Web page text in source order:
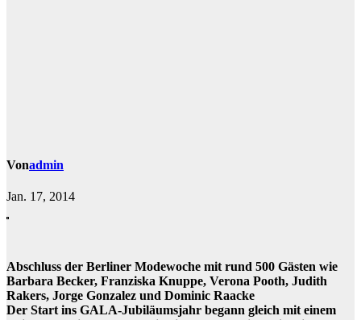
Vonadmin
Jan. 17, 2014
Abschluss der Berliner Modewoche mit rund 500 Gästen wie
Barbara Becker, Franziska Knuppe, Verona Pooth, Judith
Rakers, Jorge Gonzalez und Dominic Raacke
Der Start ins GALA-Jubiläumsjahr begann gleich mit einem